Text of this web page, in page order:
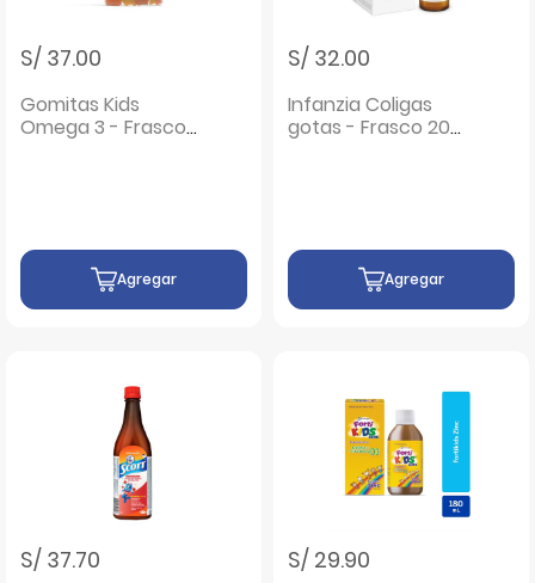
S/ 37.00
Gomitas Kids
Omega 3 - Frasco
Agregar
S/ 32.00
Infanzia Coligas
gotas - Frasco 20
Agregar
S/ 37.70 S/ 29.90